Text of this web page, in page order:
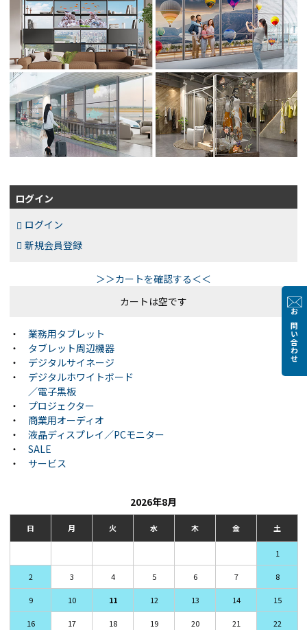
お問い合わせ
ログイン
ログイン
新規会員登録
＞＞カートを確認する＜＜
カートは空です
・
業務用タブレット
・
タブレット周辺機器
・
デジタルサイネージ
・
デジタルホワイトボード
／電子黒板
・
プロジェクター
・
商業用オーディオ
・
液晶ディスプレイ／PCモニター
・
SALE
・
サービス
2026年8月
日 月 火 水 木 金 土
1
2 3 4 5 6 7 8
9 10 11 12 13 14 15
16 17 18 19 20 21 22